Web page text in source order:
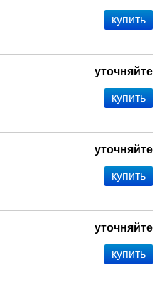
уточняйте
уточняйте
уточняйте